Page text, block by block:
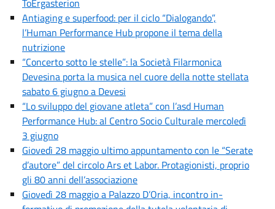
Antiaging e superfood: per il ciclo “Dialogando”,
l’Human Performance Hub propone il tema della
nutrizione
“Concerto sotto le stelle”: la Società Filarmonica
Devesina porta la musica nel cuore della notte stellata
sabato 6 giugno a Devesi
“Lo sviluppo del giovane atleta” con l’asd Human
Performance Hub: al Centro Socio Culturale mercoledì
3 giugno
Giovedì 28 maggio ultimo appuntamento con le “Serate
d’autore” del circolo Ars et Labor. Protagionisti, proprio
gli 80 anni dell’associazione
Giovedì 28 maggio a Palazzo D’Oria, incontro in-